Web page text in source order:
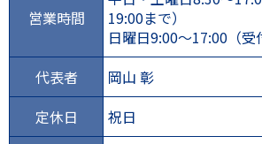
営業時間
19:00まで）
日曜日9:00～17:00（受
代表者
岡山 彰
定休日
祝日